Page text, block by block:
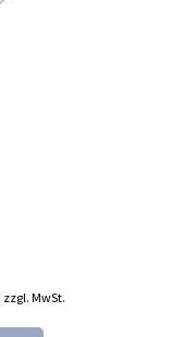
Aktueller
Preis
zzgl. MwSt.